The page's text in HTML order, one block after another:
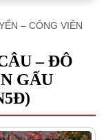
– CÔNG VIÊN
– ĐÔ
GẤU